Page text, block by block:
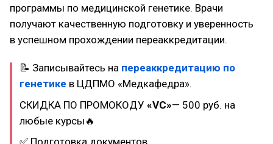
программы по медицинской генетике. Врачи
получают качественную подготовку и уверенность
в успешном прохождении переаккредитации.
📝 Записывайтесь на переаккредитацию по
генетике в ЦДПМО «Медкафедра».
СКИДКА ПО ПРОМОКОДУ «VC»— 500 руб. на
любые курсы🔥
✅ Подготовка документов